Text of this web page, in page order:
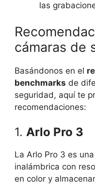
las
cámaras de
Basándonos en el
benchmarks de
seguridad, aquí te
recomendaciones:
1. Arlo Pro 3
La Arlo Pro 3 es
inalámbrica con
en color y